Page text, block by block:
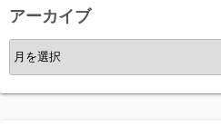
ー
アーカイブ
ア
ー
カ